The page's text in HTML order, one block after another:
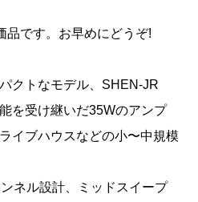
品です。お早めにどうぞ!
クトなモデル、SHEN-JR
を受け継いだ35Wのアンプ
イブハウスなどの小〜中規模
ネル設計、ミッドスイープ